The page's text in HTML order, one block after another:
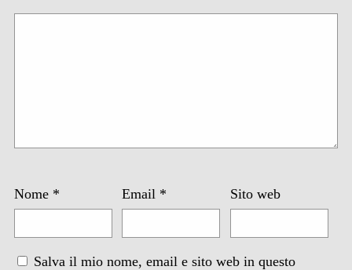
Nome * Email * Sito web
Salva il mio nome, email e sito web in questo